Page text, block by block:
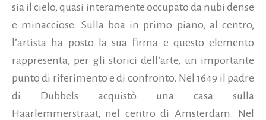
sia il cielo, quasi interamente occupato da nubi dense
e minacciose. Sulla boa in primo piano, al centro,
l’artista ha posto la sua firma e questo elemento
rappresenta, per gli storici dell’arte, un importante
punto di riferimento e di confronto. Nel 1649 il padre
di Dubbels acquistò una casa sulla
Haarlemmerstraat, nel centro di Amsterdam. Nel